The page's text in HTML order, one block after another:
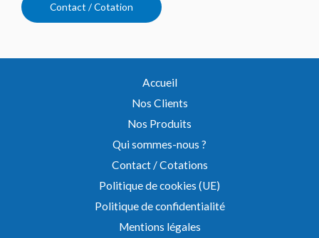
Contact / Cotation
Accueil
Nos Clients
Nos Produits
Qui sommes-nous ?
Contact / Cotations
Politique de cookies (UE)
Politique de confidentialité
Mentions légales